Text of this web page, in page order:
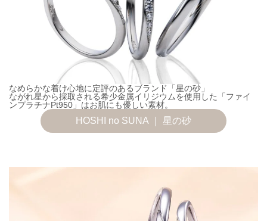
なめらかな着け心地に定評のあるブランド「星の砂」
ながれ星から採取される希少金属イリジウムを使用した「ファイ
ンプラチナPt950」はお肌にも優しい素材。
HOSHI no SUNA ｜ 星の砂